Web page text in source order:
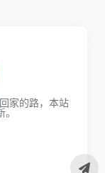
家的路，本站
。